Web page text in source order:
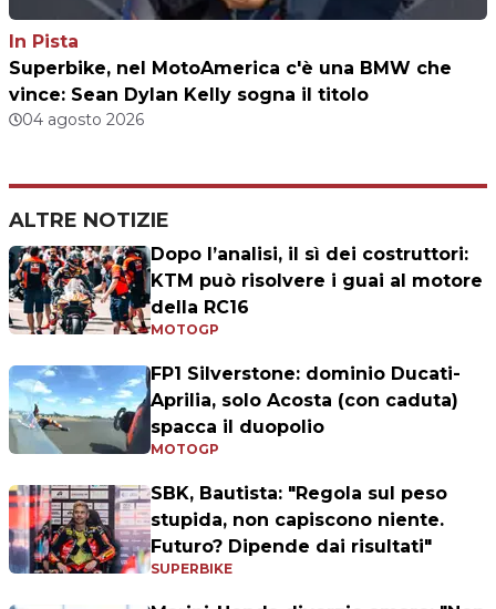
In Pista
Superbike, nel MotoAmerica c'è una BMW che
vince: Sean Dylan Kelly sogna il titolo
04 agosto 2026
ALTRE NOTIZIE
Dopo l’analisi, il sì dei costruttori:
KTM può risolvere i guai al motore
della RC16
MOTOGP
FP1 Silverstone: dominio Ducati-
Aprilia, solo Acosta (con caduta)
spacca il duopolio
MOTOGP
SBK, Bautista: "Regola sul peso
stupida, non capiscono niente.
Futuro? Dipende dai risultati"
SUPERBIKE